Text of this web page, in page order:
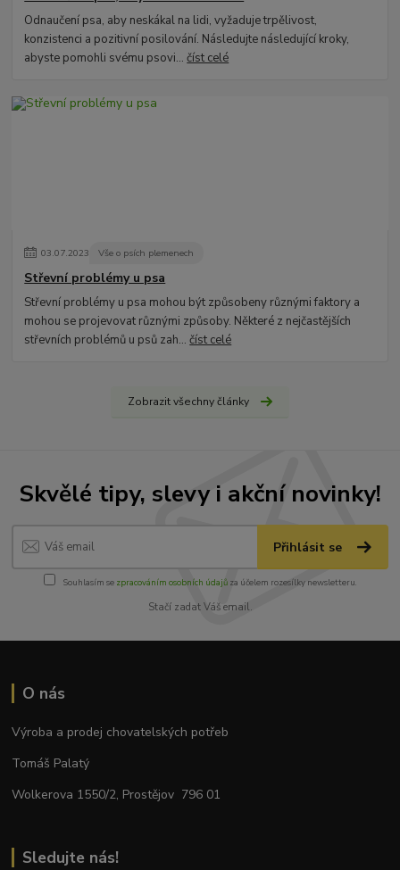
Odnaučení psa, aby neskákal na lidi, vyžaduje trpělivost,
konzistenci a pozitivní posilování. Následujte následující kroky,
abyste pomohli svému psovi...číst celé
03.07.2023 Vše o psích plemenech
Střevní problémy u psa
Střevní problémy u psa mohou být způsobeny různými faktory a
mohou se projevovat různými způsoby. Některé z nejčastějších
střevních problémů u psů zah...číst celé
Zobrazit všechny články
Skvělé tipy, slevy i akční novinky!
Přihlásit se
Souhlasím se zpracováním osobních údajůza účelem rozesílky newsletteru.
Stačí zadat Váš email.
O nás
Výroba a prodej chovatelských potřeb
Tomáš Palatý
Wolkerova 1550/2, Prostějov 796 01
Sledujte nás!